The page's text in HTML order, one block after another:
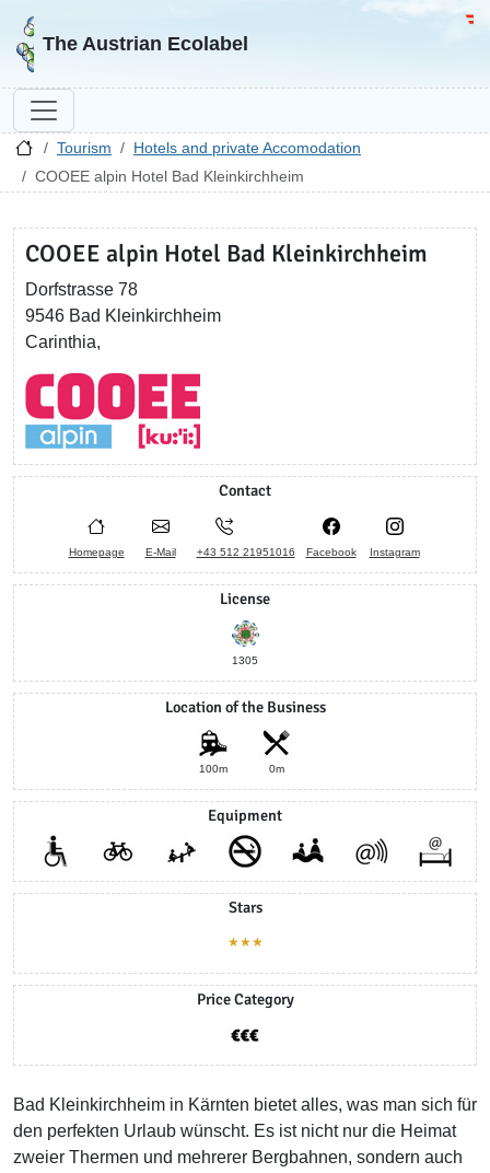
Go to homepage
The Austrian Ecolabel
Tourism
Hotels and private Accomodation
COOEE alpin Hotel Bad Kleinkirchheim
COOEE alpin Hotel Bad Kleinkirchheim
Dorfstrasse 78
9546 Bad Kleinkirchheim
Carinthia,
Contact
Homepage E-Mail +43 512 21951016 Facebook Instagram
License
1305
Location of the Business
100m 0m
Equipment
Stars
★★★
Price Category
Bad Kleinkirchheim in Kärnten bietet alles, was man sich für
den perfekten Urlaub wünscht. Es ist nicht nur die Heimat
zweier Thermen und mehrerer Bergbahnen, sondern auch